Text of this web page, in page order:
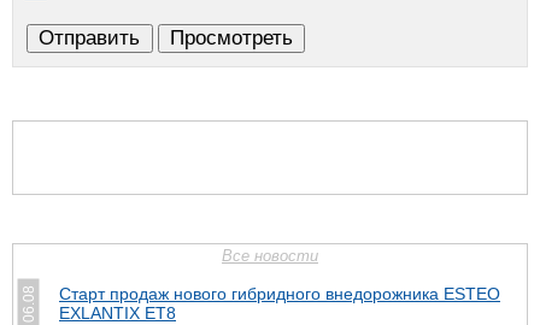
Все новости
06.08
Старт продаж нового гибридного внедорожника ESTEO
EXLANTIX ET8